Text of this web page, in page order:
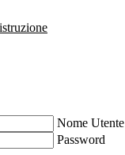
Nome Utente
Password